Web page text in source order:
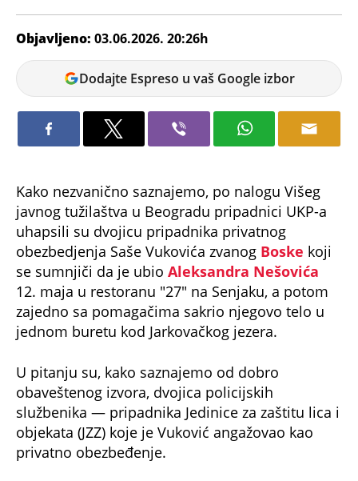
Objavljeno: 03.06.2026. 20:26h
Tatjana
Maksić
Dodajte Espreso u vaš Google izbor
Kako nezvanično saznajemo, po nalogu Višeg
javnog tužilaštva u Beogradu pripadnici UKP-a
uhapsili su dvojicu pripadnika privatnog
obezbedjenja Saše Vukovića zvanog Boske koji
se sumnjiči da je ubio Aleksandra Nešovića
12. maja u restoranu "27" na Senjaku, a potom
zajedno sa pomagačima sakrio njegovo telo u
jednom buretu kod Jarkovačkog jezera.
U pitanju su, kako saznajemo od dobro
obaveštenog izvora, dvojica policijskih
službenika — pripadnika Jedinice za zaštitu lica i
objekata (JZZ) koje je Vuković angažovao kao
privatno obezbeđenje.